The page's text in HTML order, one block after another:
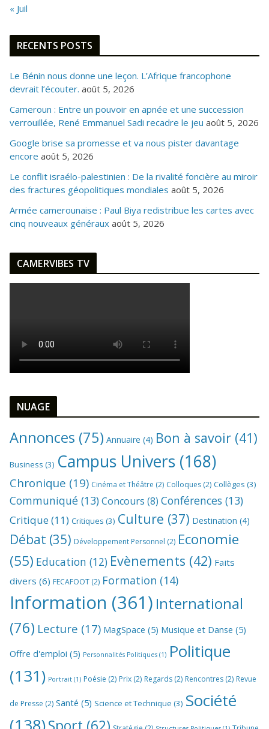
« Juil
RECENTS POSTS
Le Bénin nous donne une leçon. L’Afrique francophone
devrait l’écouter. août 5, 2026
Cameroun : Entre un pouvoir en apnée et une succession
verrouillée, René Emmanuel Sadi recadre le jeu août 5, 2026
Google brise sa promesse et va nous pister davantage
encore août 5, 2026
Le conflit israélo-palestinien : De la rivalité foncière au miroir
des fractures géopolitiques mondiales août 5, 2026
Armée camerounaise : Paul Biya redistribue les cartes avec
cinq nouveaux généraux août 5, 2026
CAMERVIBES TV
NUAGE
Annonces (75) Annuaire (4) Bon à savoir (41)
Business (3) Campus Univers (168)
Chronique (19) Cinéma et Théâtre (2) Colloques (2) Collèges (3)
Communiqué (13)Concours (8) Conférences (13)
Critique(11) Critiques (3) Culture (37) Destination (4)
Débat (35) Développement Personnel (2) Economie
(55) Education (12) Evènements (42) Faits
divers (6) FECAFOOT (2) Formation (14)
Information (361) International
(76) Lecture (17) MagSpace (5) Musique et Danse (5)
Offre d'emploi (5) Personnalités Politiques (1) Politique
(131) Portrait (1) Poésie (2) Prix (2) Regards (2) Rencontres (2) Revue
de Presse (2) Santé (5) Science et Technique (3) Société
(138)Sport (62)